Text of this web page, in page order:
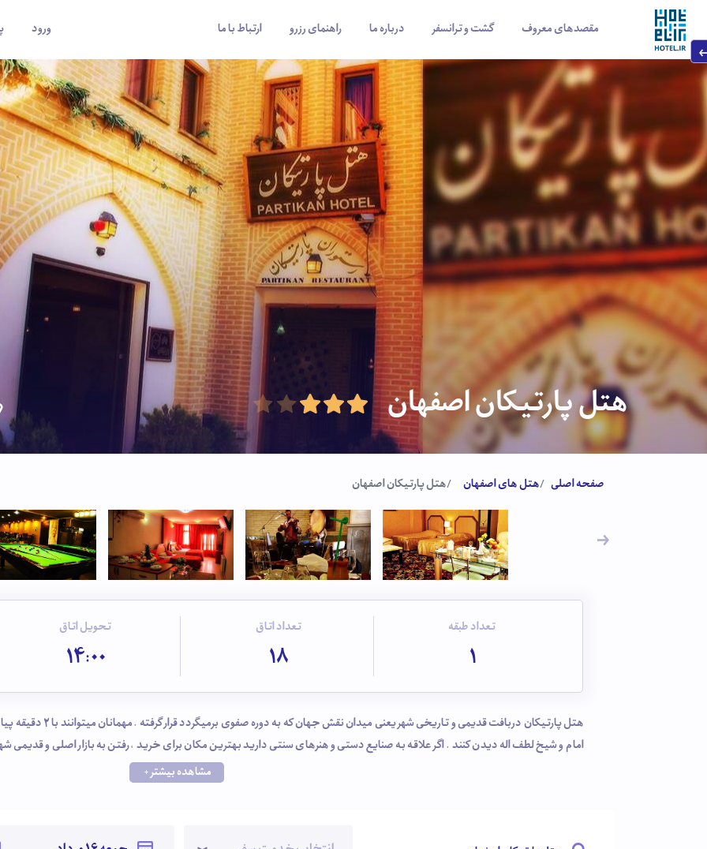
مقصدهای معروف گشت و ترانسفر درباره ما راهنمای رزرو ارتباط با ما ورود
هتل پارتیکان اصفهان
صفحه اصلی هتل های اصفهان هتل پارتیکان اصفهان
هتل پارتیکان دربافت
امام و شیخ لطف اله دیدن کنند . اگر علاقه به صنایع دستی و هنرهای سنتی دارید بهترین مکان برای خرید ، رفتن به بازار اصلی و قدیمی
زیادی را به خود جلب کرده . هتل پارتیکان با داشتن اتاق های تمیز و کیفیت خوب توانسته مسافرانش را راضی نگه دارد .
مشاهده بیشتر +
تعداد طبقه
1
تعداد اتاق
18
تحویل اتاق
14:00